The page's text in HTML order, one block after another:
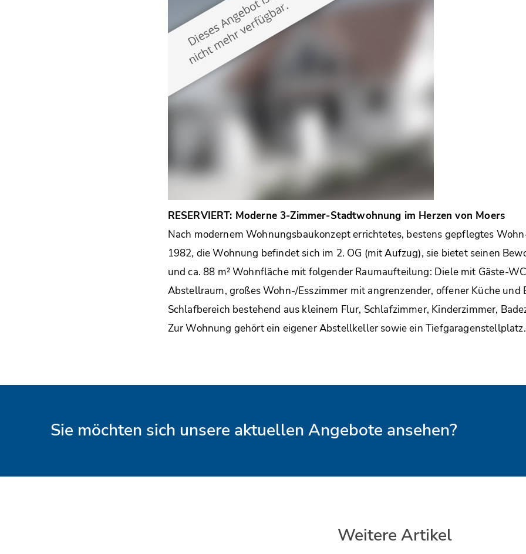
RESERVIERT: Moderne 3-Zimmer-Stadtwohnung im Herzen von Moers
Nach modernem Wohnungsbaukonzept errichtetes, bestens gepflegtes
1982, die Wohnung befindet sich im 2. OG (mit Aufzug), sie bietet seinen
und ca. 88 m² Wohnfläche mit folgender Raumaufteilung: Diele mit Gäste-
Abstellraum, großes Wohn-/Esszimmer mit angrenzender, offener Küche und
Schlafbereich bestehend aus kleinem Flur, Schlafzimmer, Kinderzimmer,
Zur Wohnung gehört ein eigener Abstellkeller sowie ein Tiefgaragenstellplatz.
Sie möchten sich unsere aktuellen Angebote ansehen?
Weitere Artikel